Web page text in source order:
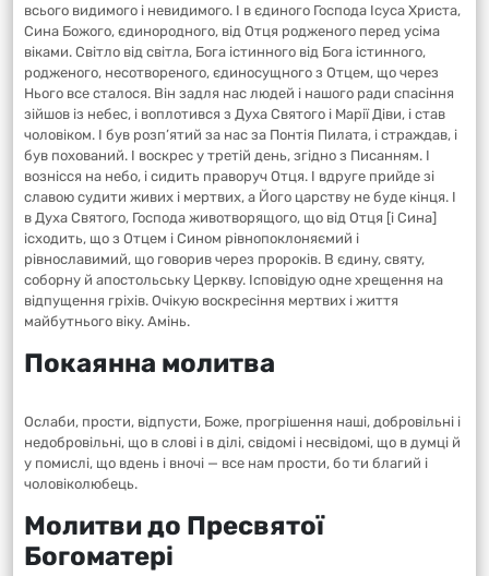
всього видимого і невидимого. І в єдиного Господа Ісуса Христа,
Сина Божого, єдинородного, від Отця родженого перед усіма
віками. Світло від світла, Бога істинного від Бога істинного,
родженого, несотвореного, єдиносущного з Отцем, що через
Нього все сталося. Він задля нас людей і нашого ради спасіння
зійшов із небес, і воплотився з Духа Святого і Марії Діви, і став
чоловіком. І був розп’ятий за нас за Понтія Пилата, і страждав, і
був похований. І воскрес у третій день, згідно з Писанням. І
вознісся на небо, і сидить праворуч Отця. І вдруге прийде зі
славою судити живих і мертвих, а Його царству не буде кінця. І
в Духа Святого, Господа животворящого, що від Отця [і Сина]
ісходить, що з Отцем і Сином рівнопоклоняємий і
рівнославимий, що говорив через пророків. В єдину, святу,
соборну й апостольську Церкву. Ісповідую одне хрещення на
відпущення гріхів. Очікую воскресіння мертвих і життя
майбутнього віку. Амінь.
Покаянна молитва
Ослаби, прости, відпусти, Боже, прогрішення наші, добровільні і
недобровільні, що в слові і в ділі, свідомі і несвідомі, що в думці й
у помислі, що вдень і вночі — все нам прости, бо ти благий і
чоловіколюбець.
Молитви до Пресвятої
Богоматері